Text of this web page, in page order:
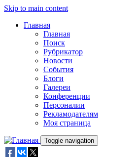
Skip to main content
Главная
Главная
Поиск
Рубрикатор
Новости
События
Блоги
Галереи
Конференции
Персоналии
Рекламодателям
Моя страница
Toggle navigation